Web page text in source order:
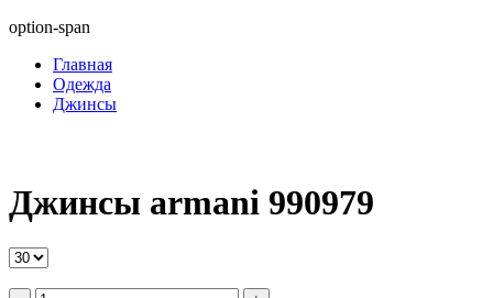
option-span
Главная
Одежда
Джинсы
Джинсы armani 990979